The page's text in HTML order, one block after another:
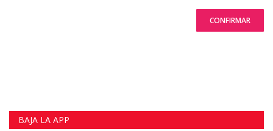
CONFIRMAR
BAJA LA APP